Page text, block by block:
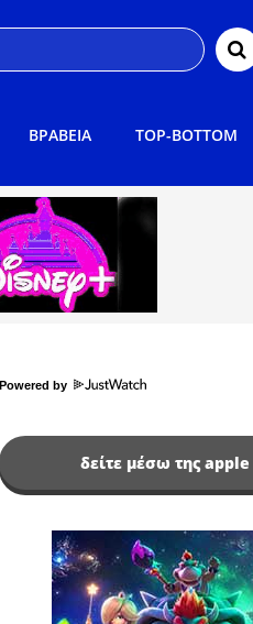
ΒΡΑΒΕΙΑ TOP-BOTTOM
Powered by
δείτε μέσω της